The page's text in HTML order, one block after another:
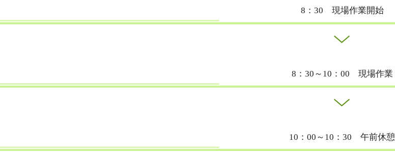
8：30 現場作業開始
8：30～10：00 現場作業
10：00～10：30 午前休憩